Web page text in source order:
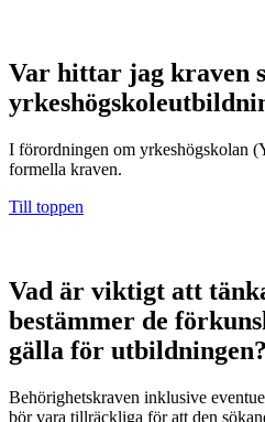
Var hittar jag kraven
I förordningen om yrkeshögskolan
formella kraven.
Till toppen
Vad är viktigt att
bestämmer de
gälla för utbildningen?
Behörighetskraven inklusive
bör vara tillräckliga för att den